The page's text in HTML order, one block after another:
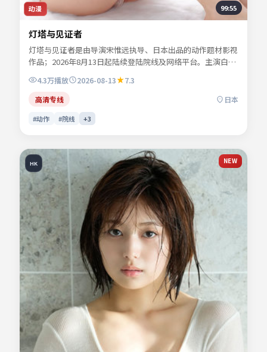
动漫 99:55
灯塔与见证者
灯塔与见证者是由导演宋惟远执导、日本出品的动作题材影视
作品；2026年8月13日起陆续登陆院线及网络平台。主演白清
让、苏念白、夏时深、林见川等共同诠释一段充满转折的人物
命运。群戏调度稳妥，配角亦有完整的情感落点。影片关键词
包含动作、日本、院线同步与流媒体首播信息，便于影迷检索
与比对同类型佳作。
4.3万播放 2026-08-13
7.3
高清专线
日本
#动作 #院线 +3
HK NEW